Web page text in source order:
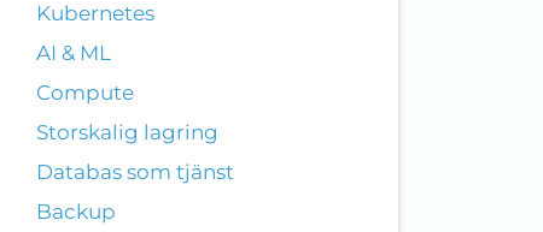
Kubernetes
AI & ML
Compute
Storskalig lagring
Databas som tjänst
Backup